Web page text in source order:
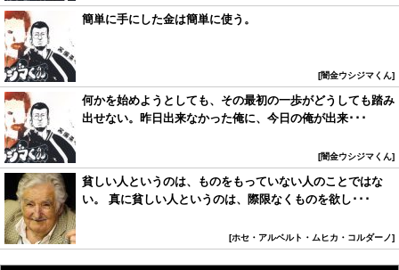
簡単に手にした金は簡単に使う。
闇金ウシジマくん
何かを始めようとしても、その最初の一歩がどうしても踏み
出せない。昨日出来なかった俺に、今日の俺が出来･･･
闇金ウシジマくん
貧しい人というのは、ものをもっていない人のことではな
い。 真に貧しい人というのは、際限なくものを欲し･･･
ホセ・アルベルト・ムヒカ・コルダーノ